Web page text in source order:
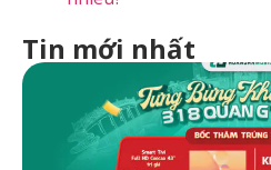
Tin mới nhất